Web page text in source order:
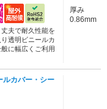
夫で耐久性能を
透明ビニールカ
に幅広くご利用
厚み
0.86mm
ルカバー・シー